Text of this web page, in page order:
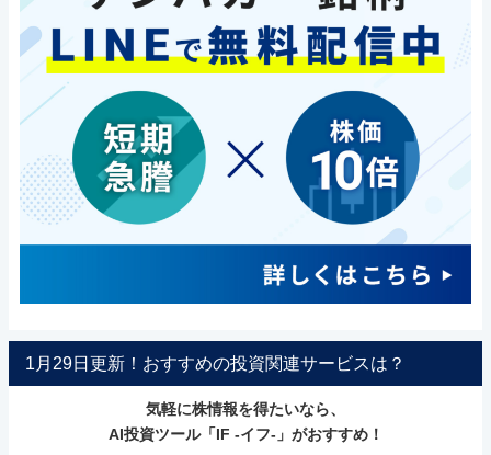
1月29日更新！おすすめの投資関連サービスは？
気軽に株情報を得たいなら、
AI投資ツール「IF -イフ-」がおすすめ！